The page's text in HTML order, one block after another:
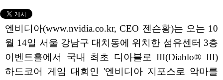
엔비디아(www.nvidia.co.kr, CEO 젠슨황)는 오는 10
월 14일 서울 강남구 대치동에 위치한 섬유센터 3층
이벤트홀에서 국내 최초 디아블로 III(Diablo® III)
하드코어 게임 대회인 '엔비디아 지포스로 악마를